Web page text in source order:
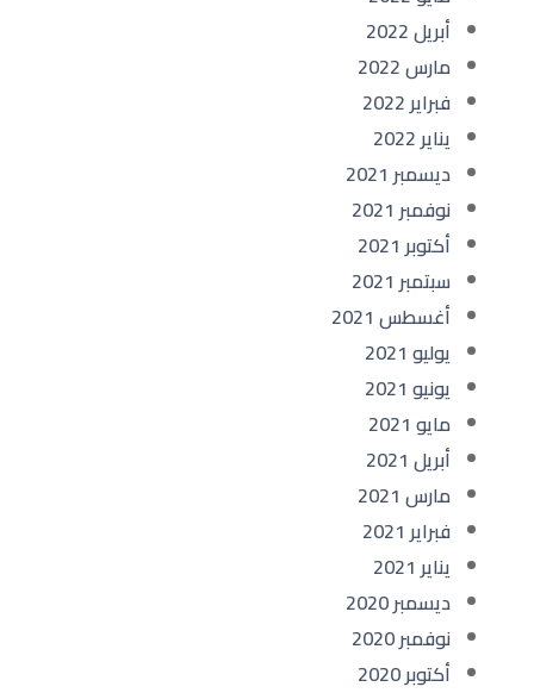
أبريل 2022
مارس 2022
فبراير 2022
يناير 2022
ديسمبر 2021
نوفمبر 2021
أكتوبر 2021
سبتمبر 2021
أغسطس 2021
يوليو 2021
يونيو 2021
مايو 2021
أبريل 2021
مارس 2021
فبراير 2021
يناير 2021
ديسمبر 2020
نوفمبر 2020
أكتوبر 2020